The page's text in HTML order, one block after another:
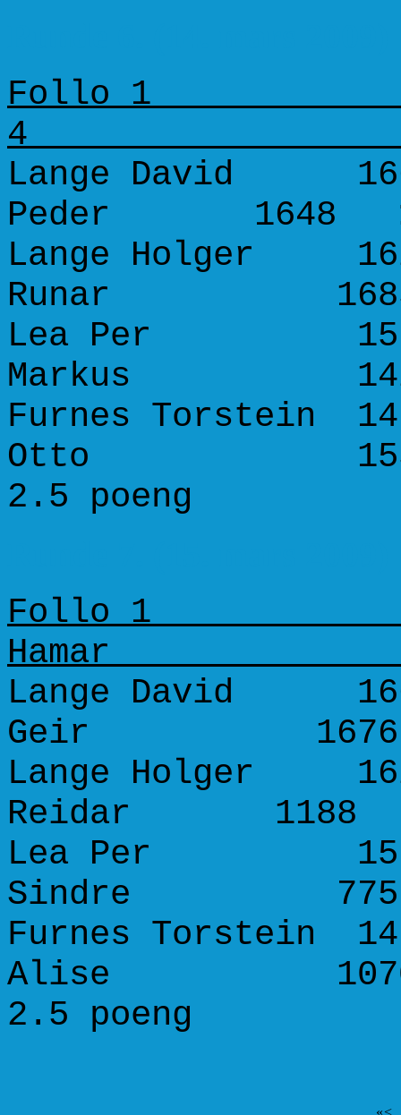
Follo 1
Lange David
Peder 1648
Lange Holger
Runar
Lea Per 1579
Markus
Furnes Torstein
Otto
2.5 poeng
Follo
Lange David
Geir
Lange Holger
Reidar
Lea Per 1579
Sindre
Furnes Torstein
Alise
2.5 poeng